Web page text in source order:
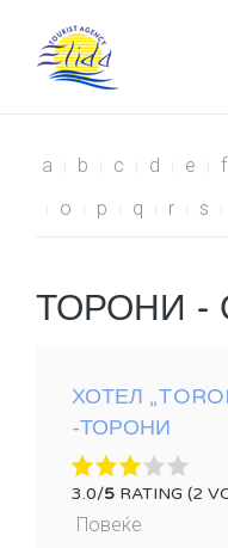
a b c d e f
o
p q r s
ТОРОНИ -
ХОТЕЛ
-ТОРОНИ
3.0/5 RATING (2
Повеќе